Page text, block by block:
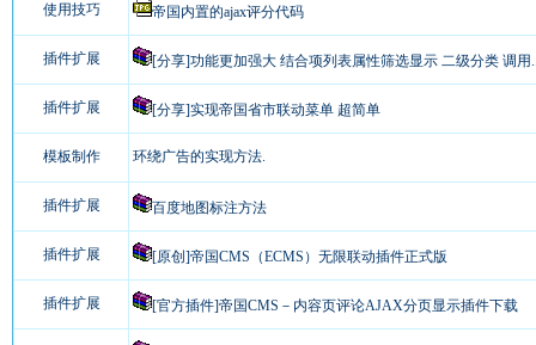
使用技巧 帝国内置的ajax评分代码
插件扩展 [分享]功能更加强大 结合项列表属性筛选显示 二级分类 调用
插件扩展 [分享]实现帝国省市联动菜单 超简单
模板制作 环绕广告的实现方法.
插件扩展 百度地图标注方法
插件扩展 [原创]帝国CMS（ECMS）无限联动插件正式版
插件扩展 [官方插件]帝国CMS－内容页评论AJAX分页显示插件下载